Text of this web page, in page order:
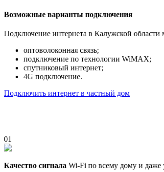
Возможные варианты подключения
Подключение интернета в Калужской области
оптоволоконная связь;
подключение по технологии WiMAX;
спутниковый интернет;
4G подключение.
Подключить интернет в частный дом
01
Качество сигнала Wi-Fi по всему дому и даже